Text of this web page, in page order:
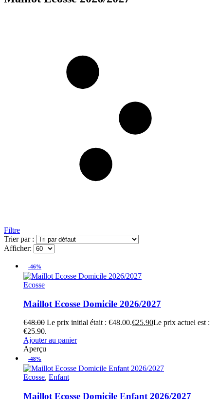
Filtre
Trier par :
Afficher:
-46%
Ecosse
Maillot Ecosse Domicile 2026/2027
€48.00 Le prix initial était : €48.00.€25.90Le prix actuel est :
€25.90.
Ajouter au panier
Aperçu
-48%
Ecosse, Enfant
Maillot Ecosse Domicile Enfant 2026/2027